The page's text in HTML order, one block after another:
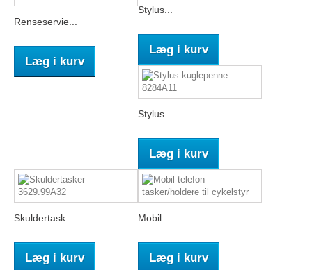
Renseservie...
Læg i kurv
Stylus...
Læg i kurv
Stylus...
Læg i kurv
Skuldertask...
Læg i kurv
Mobil...
Læg i kurv